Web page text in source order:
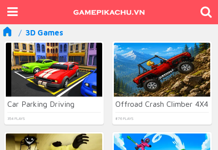
3D Games
Car Parking Driving
354 PLAYS
Offroad Crash Climber 4X4
876 PLAYS